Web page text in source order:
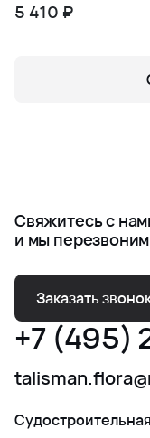
5 410 ₽
Свяжитесь с
и мы
Заказать
+7 (495)